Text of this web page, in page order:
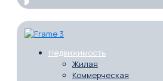
Недвижимость
Жилая
Коммерческая